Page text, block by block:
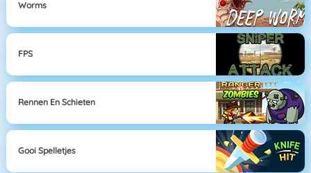
Worms
FPS
Rennen En Schieten
Gooi Spelletjes